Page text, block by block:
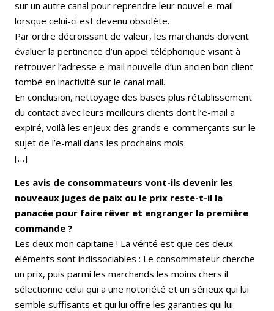
sur un autre canal pour reprendre leur nouvel e-mail
lorsque celui-ci est devenu obsolète.
Par ordre décroissant de valeur, les marchands doivent
évaluer la pertinence d’un appel téléphonique visant à
retrouver l’adresse e-mail nouvelle d’un ancien bon client
tombé en inactivité sur le canal mail.
En conclusion, nettoyage des bases plus rétablissement
du contact avec leurs meilleurs clients dont l’e-mail a
expiré, voilà les enjeux des grands e-commerçants sur le
sujet de l’e-mail dans les prochains mois.
[…]
Les avis de consommateurs vont-ils devenir les
nouveaux juges de paix ou le prix reste-t-il la
panacée pour faire rêver et engranger la première
commande ?
Les deux mon capitaine ! La vérité est que ces deux
éléments sont indissociables : Le consommateur cherche
un prix, puis parmi les marchands les moins chers il
sélectionne celui qui a une notoriété et un sérieux qui lui
semble suffisants et qui lui offre les garanties qui lui